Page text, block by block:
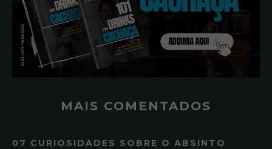
MAIS COMENTADOS
07 CURIOSIDADES SOBRE O ABSINTO